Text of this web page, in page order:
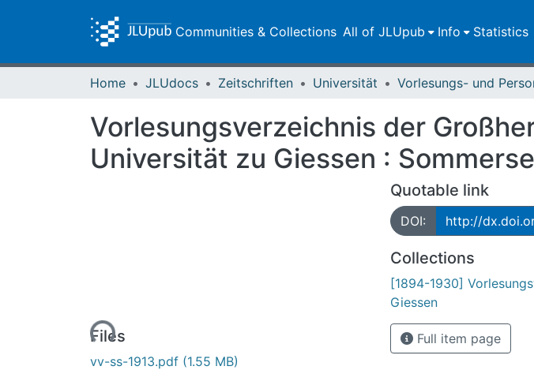
Communities & Collections All of JLUpub Info Statistics
Home JLUdocs Zeitschriften Universität
Vorlesungsverzeichnis der
Universität zu Giessen :
Loading...
Files
vv-ss-1913.pdf (1.55 MB)
Quotable link
DOI: http://
Collections
[1894-1930]
Giessen
Full item page